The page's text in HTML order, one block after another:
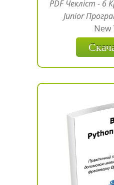
PDF Чекліст - 6
Junior
New